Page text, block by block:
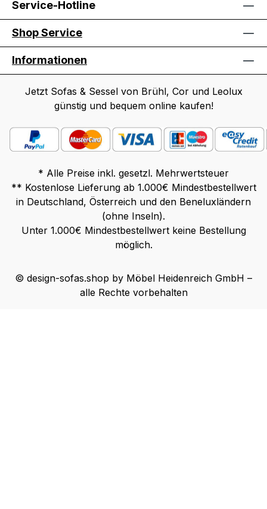
Service-Hotline
Shop Service
Informationen
Jetzt Sofas & Sessel von Brühl, Cor und Leolux
günstig und bequem online kaufen!
* Alle Preise inkl. gesetzl. Mehrwertsteuer
** Kostenlose Lieferung ab 1.000€ Mindestbestellwert
in Deutschland, Österreich und den Beneluxländern
(ohne Inseln).
Unter 1.000€ Mindestbestellwert keine Bestellung
möglich.
© design-sofas.shop by Möbel Heidenreich GmbH –
alle Rechte vorbehalten